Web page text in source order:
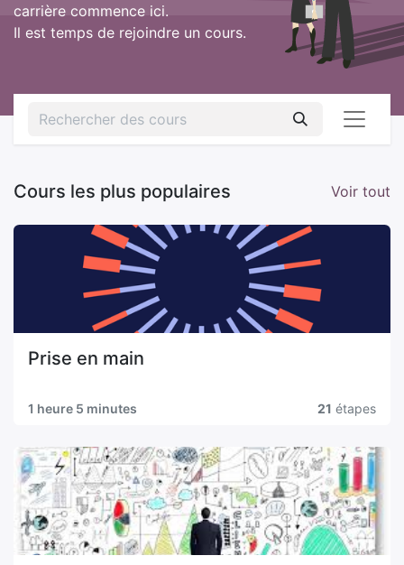
carrière commence ici.
Il est temps de rejoindre un cours.
Voir tout
Cours les plus populaires
Prise en main
1 heure 5 minutes 21 étapes